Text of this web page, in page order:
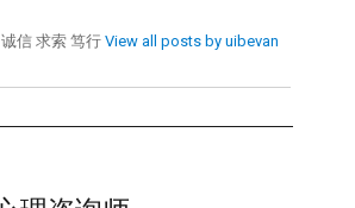
信 求索 笃行 View all posts by uibevan